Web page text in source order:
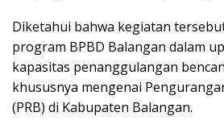
Diketahui bahwa kegiatan
program BPBD Balangan dalam
kapasitas penanggulangan
khususnya mengenai
(PRB) di Kabupaten Balangan.